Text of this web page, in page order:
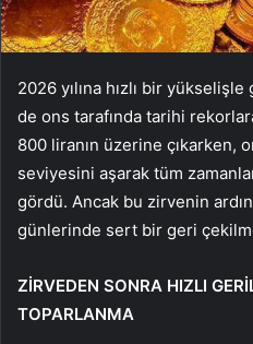
2026 yılına hızlı bir
de ons tarafında tarihi
800 liranın üzerine çıkarken,
seviyesini aşarak tüm
gördü. Ancak bu zirvenin
günlerinde sert bir geri
ZİRVEDEN SONRA HIZLI
TOPARLANMA